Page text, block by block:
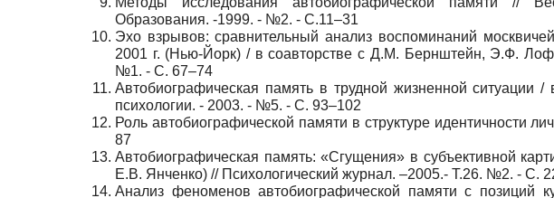
Образования. -1999. - №2. - С.11–31
Эхо взрывов: сравнительный анализ воспоминаний
2001 г. (Нью-Йорк) / в соавторстве с Д.М. Бернштейн, Э.Ф.
№1. - С. 67–74
Автобиографическая память в трудной жизненной ситуации
психологии. - 2003. - №5. - С. 93–102
Роль автобиографической памяти в структуре идентичности
87
Автобиографическая память: «Сгущения» в субъективной
Е.В. Янченко) // Психологический журнал. –2005.- Т.26. №2. - С.
Анализ феноменов автобиографической памяти с позиций